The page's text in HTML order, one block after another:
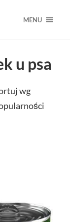
MENU
u psa
wg